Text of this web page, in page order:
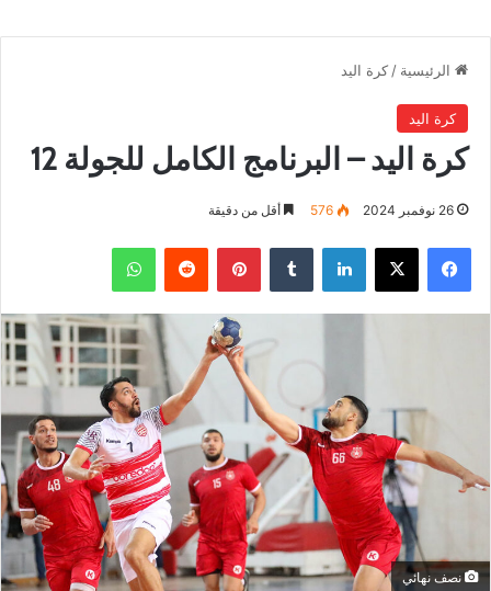
الرئيسية / كرة اليد
كرة اليد
كرة اليد – البرنامج الكامل للجولة 12
26 نوفمبر 2024 576 أقل من دقيقة
فيسبوك ‫X لينكدإن بينتيريست واتساب
نصف نهائي